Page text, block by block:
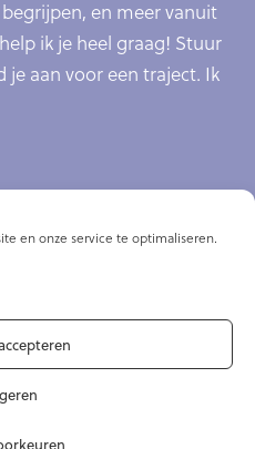
en onze service te optimaliseren.
en meer vanuit
ik je heel graag! Stuur
aan voor een traject. Ik